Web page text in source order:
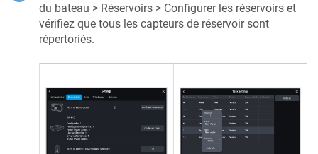
du bateau > Réservoirs > Configurer les réservoirs et
vérifiez que tous les capteurs de réservoir sont
répertoriés.